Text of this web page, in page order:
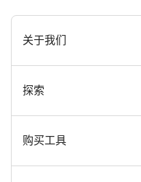
[footer.linksList.title]
关于我们
奖项
在 Canyon 工作
探索
新闻和故事
购买工具